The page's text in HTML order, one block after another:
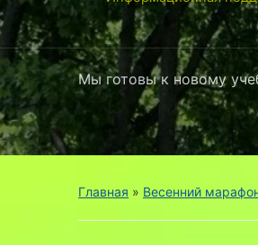
Мы готовы к новому
Главная » Весенний